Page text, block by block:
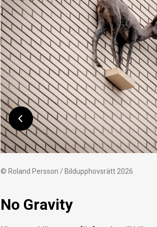
© Roland Persson / Bildupphovsrätt 2026
No Gravity